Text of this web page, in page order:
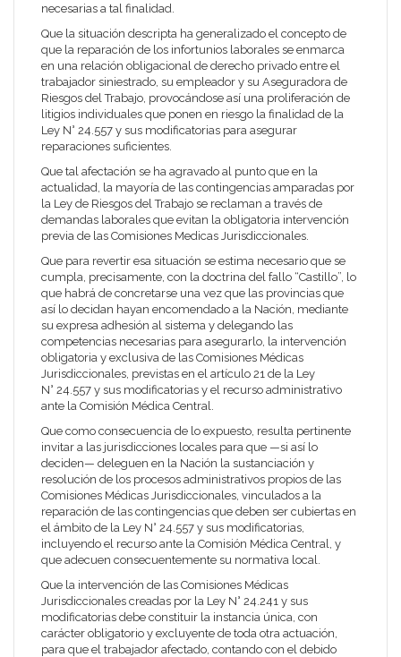
necesarias a tal finalidad.
Que la situación descripta ha generalizado el concepto de
que la reparación de los infortunios laborales se enmarca
en una relación obligacional de derecho privado entre el
trabajador siniestrado, su empleador y su Aseguradora de
Riesgos del Trabajo, provocándose así una proliferación de
litigios individuales que ponen en riesgo la finalidad de la
Ley N° 24.557 y sus modificatorias para asegurar
reparaciones suficientes.
Que tal afectación se ha agravado al punto que en la
actualidad, la mayoría de las contingencias amparadas por
la Ley de Riesgos del Trabajo se reclaman a través de
demandas laborales que evitan la obligatoria intervención
previa de las Comisiones Medicas Jurisdiccionales.
Que para revertir esa situación se estima necesario que se
cumpla, precisamente, con la doctrina del fallo “Castillo”, lo
que habrá de concretarse una vez que las provincias que
así lo decidan hayan encomendado a la Nación, mediante
su expresa adhesión al sistema y delegando las
competencias necesarias para asegurarlo, la intervención
obligatoria y exclusiva de las Comisiones Médicas
Jurisdiccionales, previstas en el artículo 21 de la Ley
N° 24.557 y sus modificatorias y el recurso administrativo
ante la Comisión Médica Central.
Que como consecuencia de lo expuesto, resulta pertinente
invitar a las jurisdicciones locales para que —si así lo
deciden— deleguen en la Nación la sustanciación y
resolución de los procesos administrativos propios de las
Comisiones Médicas Jurisdiccionales, vinculados a la
reparación de las contingencias que deben ser cubiertas en
el ámbito de la Ley N° 24.557 y sus modificatorias,
incluyendo el recurso ante la Comisión Médica Central, y
que adecuen consecuentemente su normativa local.
Que la intervención de las Comisiones Médicas
Jurisdiccionales creadas por la Ley N° 24.241 y sus
modificatorias debe constituir la instancia única, con
carácter obligatorio y excluyente de toda otra actuación,
para que el trabajador afectado, contando con el debido